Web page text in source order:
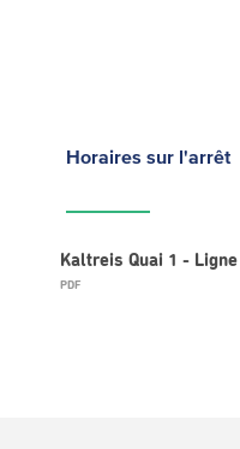
Horaires sur l'arrêt
Kaltreis Quai 1 - Ligne
PDF